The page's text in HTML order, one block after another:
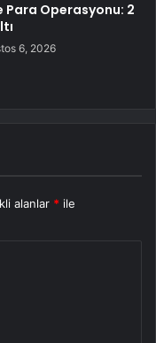
Para Operasyonu: 2
6, 2026
alanlar * ile